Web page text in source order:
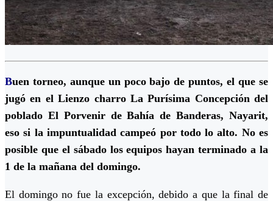
Buen torneo, aunque un poco bajo de puntos, el que se
jugó en el Lienzo charro La Purísima Concepción del
poblado El Porvenir de Bahía de Banderas, Nayarit,
eso si la impuntualidad campeó por todo lo alto. No es
posible que el sábado los equipos hayan terminado a la
1 de la mañana del domingo.
El domingo no fue la excepción, debido a que la final de